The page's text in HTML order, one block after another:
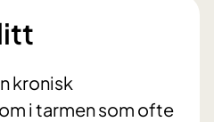
kronisk
i tarmen som ofte